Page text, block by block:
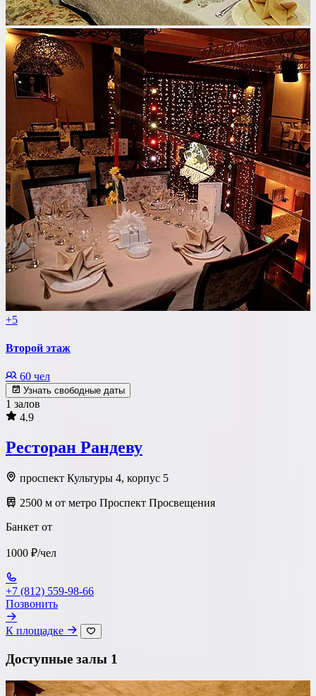
+5
Второй этаж
60 чел
Узнать свободные даты
1 залов
4.9
Ресторан Рандеву
проспект Культуры 4, корпус 5
2500 м от метро Проспект Просвещения
Банкет от
1000 ₽/чел
+7 (812) 559-98-66
Позвонить
К площадке
Доступные залы 1